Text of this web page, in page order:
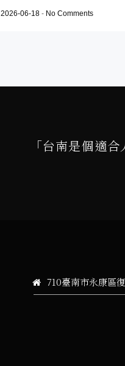
2026-06-18 - No Comments
「台南是個適
710臺南市永康區